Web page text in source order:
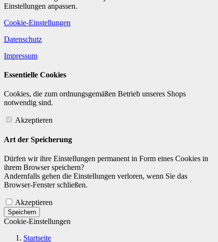
Einstellungen anpassen.
Cookie-Einstellungen
Datenschutz
Impressum
Essentielle Cookies
Cookies, die zum ordnungsgemäßen Betrieb unseres Shops
notwendig sind.
Akzeptieren
Art der Speicherung
Dürfen wir ihre Einstellungen permanent in Form eines Cookies in
ihrem Browser speichern?
Andernfalls gehen die Einstellungen verloren, wenn Sie das
Browser-Fenster schließen.
Akzeptieren
Speichern
Cookie-Einstellungen
Startseite